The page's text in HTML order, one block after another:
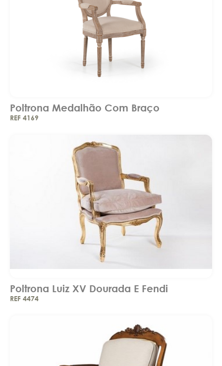
Poltrona Medalhão Com Braço
REF 4169
Poltrona Luiz XV Dourada E Fendi
REF 4474